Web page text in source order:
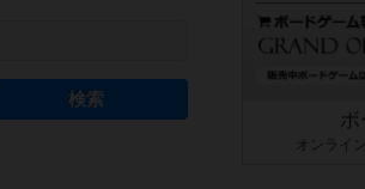
システムを理解できるよう、中世ファンタジー・クッキ
システムです。主にボードゲームに慣れている方向けの
ボ
オンライ